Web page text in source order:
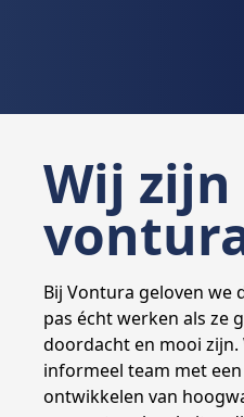
Wij zijn
Bij Vontura geloven we
pas écht werken als ze
doordacht en mooi zijn.
informeel team met
ontwikkelen van